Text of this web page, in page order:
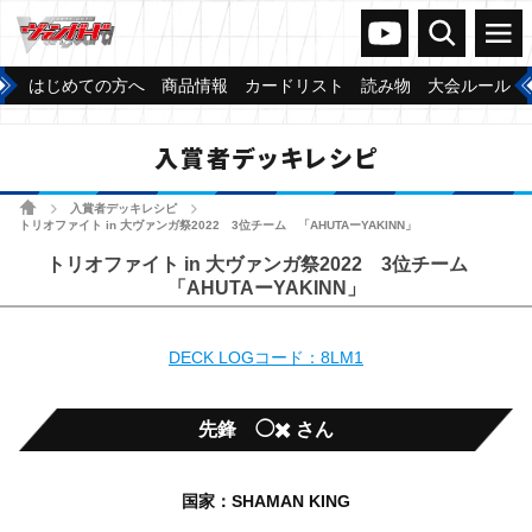
ヴァンガードch
検索 メニュー
はじめての方へ 商品情報 カードリスト 読み物 大会ルール
入賞者デッキレシピ
ホーム 入賞者デッキレシピ
トリオファイト in 大ヴァンガ祭2022 3位チーム 「AHUTAーYAKINN」
トリオファイト in 大ヴァンガ祭2022 3位チーム
「AHUTAーYAKINN」
DECK LOGコード：8LM1
先鋒 ◯✖️ さん
国家：SHAMAN KING